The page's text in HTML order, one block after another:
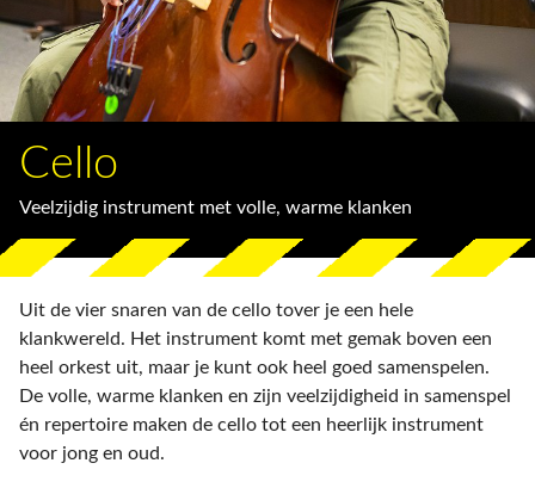
Cello
Veelzijdig instrument met volle, warme klanken
Uit de vier snaren van de cello tover je een hele
klankwereld. Het instrument komt met gemak boven een
heel orkest uit, maar je kunt ook heel goed samenspelen.
De volle, warme klanken en zijn veelzijdigheid in samenspel
én repertoire maken de cello tot een heerlijk instrument
voor jong en oud.